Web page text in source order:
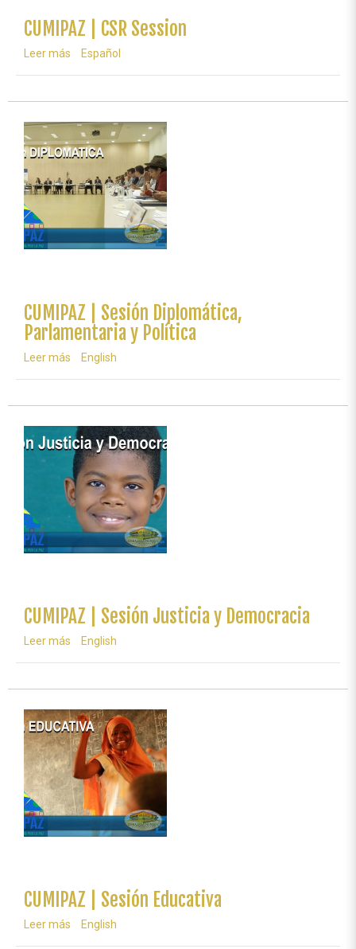
CUMIPAZ | CSR Session
Leer más sobre
Español
CUMIPAZ | Sesión Diplomática,
Parlamentaria y Política
Leer más sobre
Parlamentaria
y
Política
English
CUMIPAZ | Sesión Justicia y Democracia
Leer más sobre
y
Democracia
English
CUMIPAZ | Sesión Educativa
Leer más sobre
English